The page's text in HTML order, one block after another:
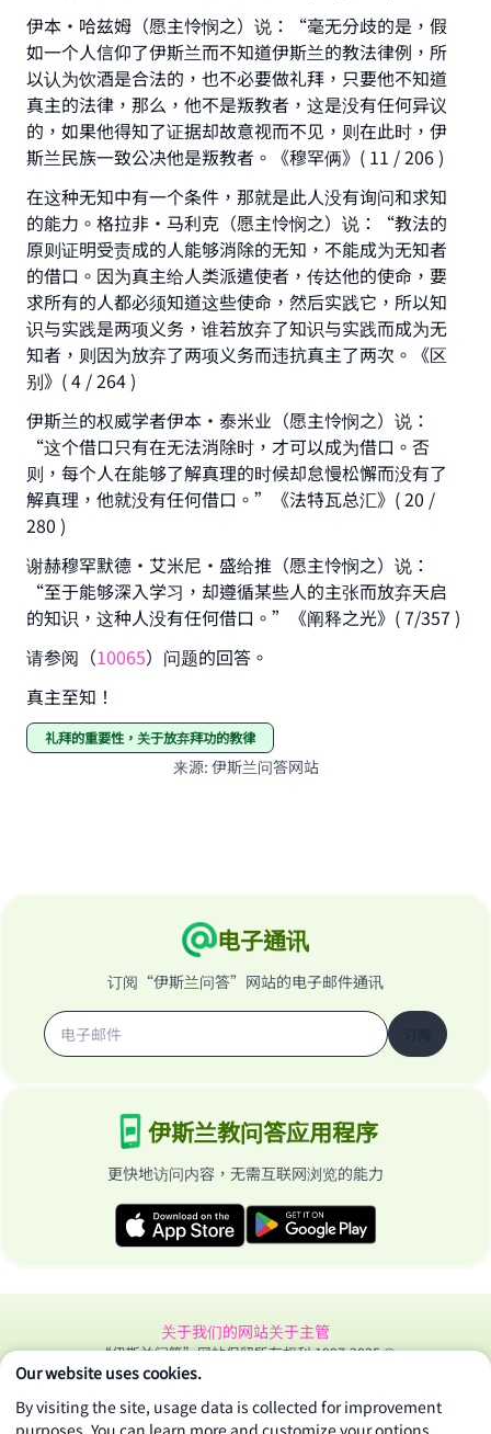
伊本•哈兹姆（愿主怜悯之）说：“毫无分歧的是，假
如一个人信仰了伊斯兰而不知道伊斯兰的教法律例，所
以认为饮酒是合法的，也不必要做礼拜，只要他不知道
真主的法律，那么，他不是叛教者，这是没有任何异议
的，如果他得知了证据却故意视而不见，则在此时，伊
斯兰民族一致公决他是叛教者。《穆罕俩》( 11 / 206 )
在这种无知中有一个条件，那就是此人没有询问和求知
的能力。格拉非•马利克（愿主怜悯之）说：“教法的
原则证明受责成的人能够消除的无知，不能成为无知者
的借口。因为真主给人类派遣使者，传达他的使命，要
求所有的人都必须知道这些使命，然后实践它，所以知
识与实践是两项义务，谁若放弃了知识与实践而成为无
知者，则因为放弃了两项义务而违抗真主了两次。《区
别》( 4 / 264 )
伊斯兰的权威学者伊本•泰米业（愿主怜悯之）说：
“这个借口只有在无法消除时，才可以成为借口。否
则，每个人在能够了解真理的时候却怠慢松懈而没有了
解真理，他就没有任何借口。”《法特瓦总汇》( 20 /
280 )
谢赫穆罕默德•艾米尼•盛给推（愿主怜悯之）说：
“至于能够深入学习，却遵循某些人的主张而放弃天启
的知识，这种人没有任何借口。”《阐释之光》( 7/357 )
请参阅（10065）问题的回答。
真主至知！
礼拜的重要性，关于放弃拜功的教律
来源: 伊斯兰问答网站
电子通讯
订阅“伊斯兰问答”网站的电子邮件通讯
伊斯兰教问答应用程序
更快地访问内容，无需互联网浏览的能力
关于我们的网站关于主管
“伊斯兰问答”网站保留所有权利 1997-2025 ©
Our website uses cookies.
By visiting the site, usage data is collected for improvement
purposes. You can learn more and customize your options.